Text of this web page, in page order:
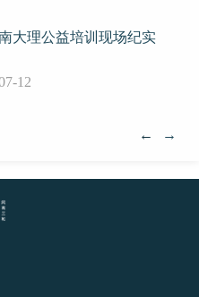
大理公益培训现场纪实
12
← →